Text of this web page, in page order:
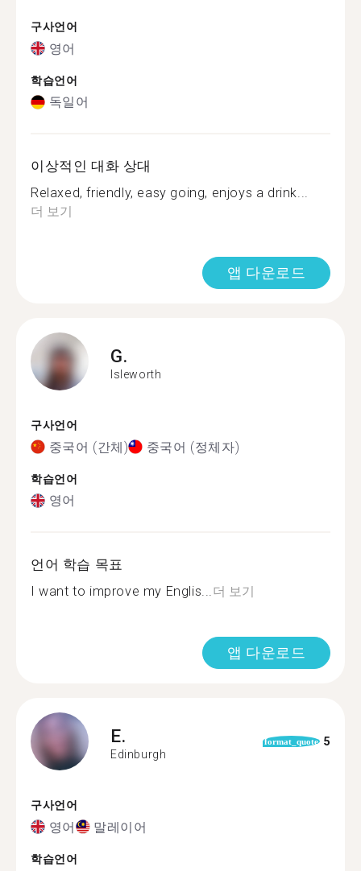
구사언어
영어
학습언어
독일어
이상적인 대화 상대
Relaxed, friendly, easy going, enjoys a drink...
더 보기
앱 다운로드
G.
Isleworth
구사언어
중국어 (간체) 중국어 (정체자)
학습언어
영어
언어 학습 목표
I want to improve my Englis...더 보기
앱 다운로드
E.
Edinburgh
format_quote 5
구사언어
영어 말레이어
학습언어